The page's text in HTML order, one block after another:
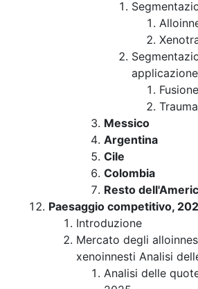
applicazione
Messico
Argentina
Cile
Colombia
Resto
Paesaggio competitivo,
Introduzione
Mercato degli
xenoinnesti Analisi
Analisi delle